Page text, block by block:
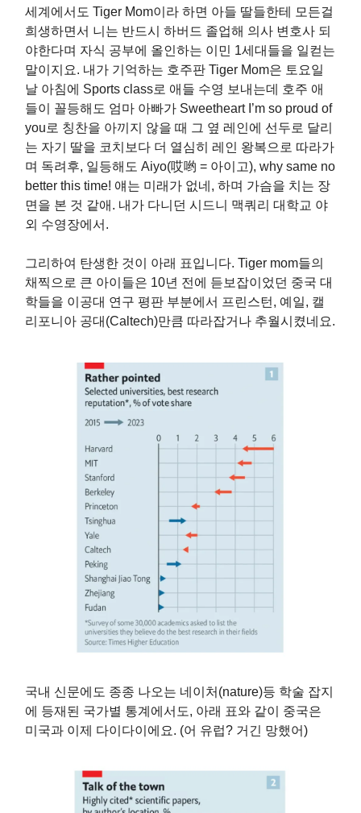
세계에서도 Tiger Mom이라 하면 아들 딸들한테 모든걸
희생하면서 니는 반드시 하버드 졸업해 의사 변호사 되
야한다며 자식 공부에 올인하는 이민 1세대들을 일컫는
말이지요. 내가 기억하는 호주판 Tiger Mom은 토요일
날 아침에 Sports class로 애들 수영 보내는데 호주 애
들이 꼴등해도 엄마 아빠가 Sweetheart I’m so proud of
you로 칭찬을 아끼지 않을 때 그 옆 레인에 선두로 달리
는 자기 딸을 코치보다 더 열심히 레인 왕복으로 따라가
며 독려후, 일등해도 Aiyo(哎哟 = 아이고), why same no
better this time! 얘는 미래가 없네, 하며 가슴을 치는 장
면을 본 것 같애. 내가 다니던 시드니 맥쿼리 대학교 야
외 수영장에서.
그리하여 탄생한 것이 아래 표입니다. Tiger mom들의
채찍으로 큰 아이들은 10년 전에 듣보잡이었던 중국 대
학들을 이공대 연구 평판 부분에서 프린스턴, 예일, 캘
리포니아 공대(Caltech)만큼 따라잡거나 추월시켰네요.
국내 신문에도 종종 나오는 네이처(nature)등 학술 잡지
에 등재된 국가별 통계에서도, 아래 표와 같이 중국은
미국과 이제 다이다이에요. (어 유럽? 거긴 망했어)